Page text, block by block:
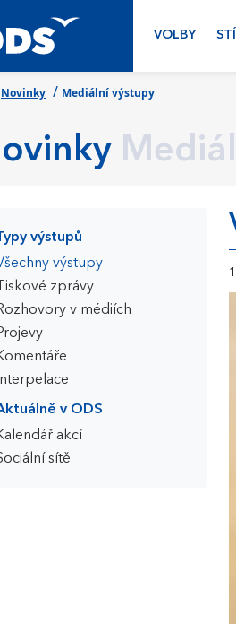
VOLBY
Novinky / Mediální výstupy
výstupů
výstupy
Tiskové zprávy
v médiích
Interpelace
v ODS
akcí
sítě